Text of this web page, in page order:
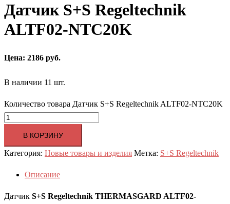
Датчик S+S Regeltechnik
ALTF02-NTC20K
Цена: 2186 руб.
В наличии 11 шт.
Количество товара Датчик S+S Regeltechnik ALTF02-NTC20K
В КОРЗИНУ
Категория: Новые товары и изделия Метка: S+S Regeltechnik
Описание
Датчик S+S Regeltechnik THERMASGARD ALTF02-